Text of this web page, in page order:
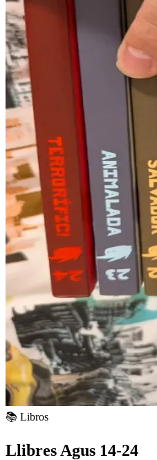
📚 Libros
Llibres Agus 14-24